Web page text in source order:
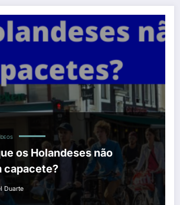
os Holandeses não
capacete?
Duarte